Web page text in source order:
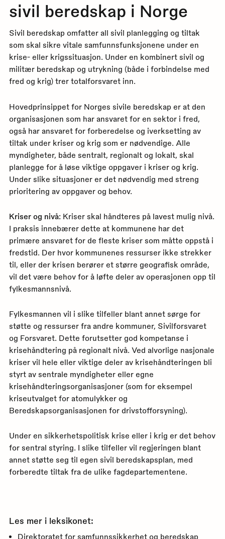
sivil beredskap i Norge
Sivil beredskap omfatter all sivil planlegging og tiltak
som skal sikre vitale samfunnsfunksjonene under en
krise- eller krigssituasjon. Under en kombinert sivil og
militær beredskap og utrykning (både i forbindelse med
fred og krig) trer totalforsvaret inn.
Hovedprinsippet for Norges sivile beredskap er at den
organisasjonen som har ansvaret for en sektor i fred,
også har ansvaret for forberedelse og iverksetting av
tiltak under kriser og krig som er nødvendige. Alle
myndigheter, både sentralt, regionalt og lokalt, skal
planlegge for å løse viktige oppgaver i kriser og krig.
Under slike situasjoner er det nødvendig med streng
prioritering av oppgaver og behov.
Kriser og nivå: Kriser skal håndteres på lavest mulig nivå.
I praksis innebærer dette at kommunene har det
primære ansvaret for de fleste kriser som måtte oppstå i
fredstid. Der hvor kommunenes ressurser ikke strekker
til, eller der krisen berører et større geografisk område,
vil det være behov for å løfte deler av operasjonen opp til
fylkesmannsnivå.
Fylkesmannen vil i slike tilfeller blant annet sørge for
støtte og ressurser fra andre kommuner, Sivilforsvaret
og Forsvaret. Dette forutsetter god kompetanse i
krisehåndtering på regionalt nivå. Ved alvorlige nasjonale
kriser vil hele eller viktige deler av krisehåndteringen bli
styrt av sentrale myndigheter eller egne
krisehåndteringsorganisasjoner (som for eksempel
kriseutvalget for atomulykker og
Beredskapsorganisasjonen for drivstofforsyning).
Under en sikkerhetspolitisk krise eller i krig er det behov
for sentral styring. I slike tilfeller vil regjeringen blant
annet støtte seg til egen sivil beredskapsplan, med
forberedte tiltak fra de ulike fagdepartementene.
Les mer i leksikonet:
Direktoratet for samfunnssikkerhet og beredskap